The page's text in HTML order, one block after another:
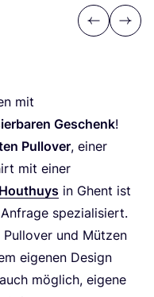
Previous
Next
mit
Geschenk!
Pull­over, einer
mit einer
in Ghent ist
spe­zia­li­siert.
und Müt­zen
eige­nen Design
mög­lich, eige­ne